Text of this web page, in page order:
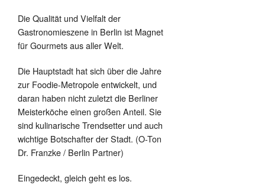
Die Qualität und Vielfalt der
Gastronomieszene in Berlin ist Magnet
für Gourmets aus aller Welt.
Die Hauptstadt hat sich über die Jahre
zur Foodie-Metropole entwickelt, und
daran haben nicht zuletzt die Berliner
Meisterköche einen großen Anteil. Sie
sind kulinarische Trendsetter und auch
wichtige Botschafter der Stadt. (O-Ton
Dr. Franzke / Berlin Partner)
Eingedeckt, gleich geht es los.